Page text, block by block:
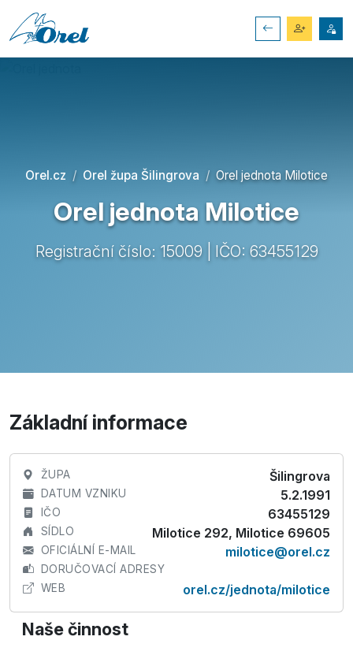
Orel.cz Orel župa Šilingrova Orel jednota Milotice
Orel jednota Milotice
Registrační číslo: 15009 | IČO: 63455129
Základní informace
ŽUPA Šilingrova
DATUM VZNIKU 5.2.1991
IČO 63455129
SÍDLO Milotice 292, Milotice 69605
OFICIÁLNÍ E-MAIL milotice@orel.cz
DORUČOVACÍ ADRESY
WEB
orel.cz/jednota/milotice
Naše činnost